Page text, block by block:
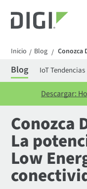
Inicio / Blog / Conozca
Blog IoT Tendencias
Descargar:
Conozca
La
Low